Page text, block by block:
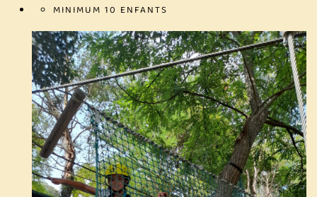
MINIMUM 10 ENFANTS